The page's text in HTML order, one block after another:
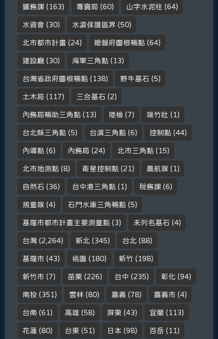
鑛務課 (163) 專賣局 (60) 山字水泥柱 (64)
水資會 (30) 水源保護區界 (50)
北市都市計畫 (24) 總督府圖根補點 (64)
建設廳 (30) 海軍三角點 (13)
台灣省政府圖根補點 (138) 野牛基石 (5)
土木局 (117) 三合基石 (2)
內務局補助三角點 (13) 陸檢 (7) 瑞竹社 (1)
台北縣三角點 (5) 台演三角點 (6) 控制點 (44)
內導點 (6) 內務局 (24) 北市三角點 (15)
北市地測點 (8) 衛星控制點 (21) 農航隊 (1)
自然石 (36) 台中港三角點 (1) 稅務課 (6)
規量隊 (4) 石門水庫三角補點 (5)
基隆市都市計畫主要測量點 (3) 未列名基石 (4)
台灣 (2,264) 新北 (345) 台北 (88)
基隆市 (43) 桃園 (180) 新竹 (198)
新竹市 (7) 苗栗 (226) 台中 (235) 彰化 (94)
南投 (351) 雲林 (80) 嘉義 (78) 嘉義市 (4)
台南 (61) 高雄 (58) 屏東 (43) 宜蘭 (113)
花蓮 (80) 台東 (51) 日本 (98) 百岳 (11)